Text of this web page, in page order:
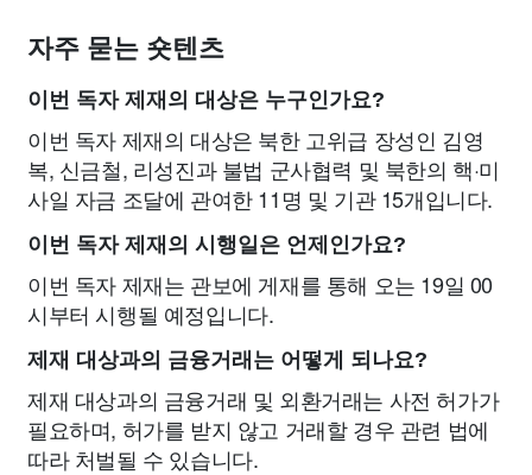
자주 묻는 숏텐츠
이번 독자 제재의 대상은 누구인가요?
이번 독자 제재의 대상은 북한 고위급 장성인 김영
복, 신금철, 리성진과 불법 군사협력 및 북한의 핵·미
사일 자금 조달에 관여한 11명 및 기관 15개입니다.
이번 독자 제재의 시행일은 언제인가요?
이번 독자 제재는 관보에 게재를 통해 오는 19일 00
시부터 시행될 예정입니다.
제재 대상과의 금융거래는 어떻게 되나요?
제재 대상과의 금융거래 및 외환거래는 사전 허가가
필요하며, 허가를 받지 않고 거래할 경우 관련 법에
따라 처벌될 수 있습니다.